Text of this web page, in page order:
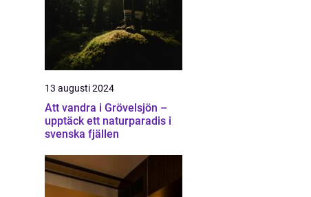
13 augusti 2024
Att vandra i Grövelsjön –
upptäck ett naturparadis i
svenska fjällen